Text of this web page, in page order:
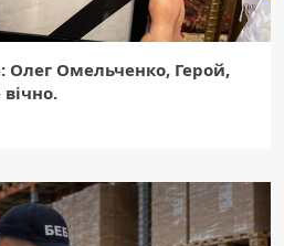
Олег Омельченко, Герой,